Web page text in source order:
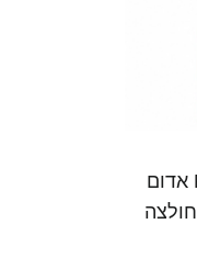
גברים Reggie Young #25 אדום
נייבי ג'רזי ביתית 2025/26 חולצה